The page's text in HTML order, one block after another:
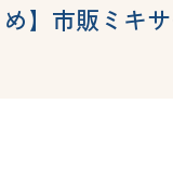
め】市販ミキ